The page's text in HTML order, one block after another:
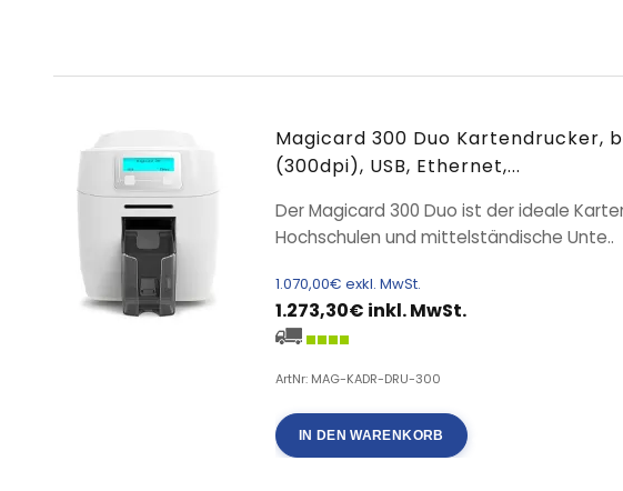
Magicard 300 Duo Kartendrucker,
(300dpi), USB, Ethernet,...
Der Magicard 300 Duo ist der ideale
Hochschulen und mittelständische Unte..
1.070,00€ exkl. MwSt.
1.273,30€ inkl. MwSt.
ArtNr: MAG-KADR-DRU-300
IN DEN WARENKORB